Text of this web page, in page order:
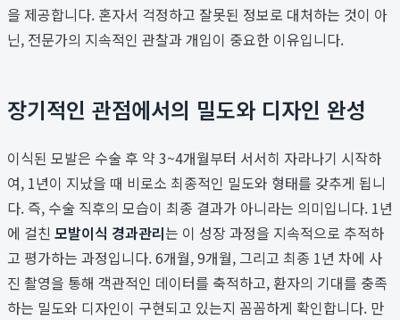
을 제공합니다. 혼자서 걱정하고 잘못된 정보로 대처하는 것이 아
닌, 전문가의 지속적인 관찰과 개입이 중요한 이유입니다.
장기적인 관점에서의 밀도와 디자인 완성
이식된 모발은 수술 후 약 3~4개월부터 서서히 자라나기 시작하
여, 1년이 지났을 때 비로소 최종적인 밀도와 형태를 갖추게 됩니
다. 즉, 수술 직후의 모습이 최종 결과가 아니라는 의미입니다. 1년
에 걸친 모발이식 경과관리는 이 성장 과정을 지속적으로 추적하
고 평가하는 과정입니다. 6개월, 9개월, 그리고 최종 1년 차에 사
진 촬영을 통해 객관적인 데이터를 축적하고, 환자의 기대를 충족
하는 밀도와 디자인이 구현되고 있는지 꼼꼼하게 확인합니다. 만